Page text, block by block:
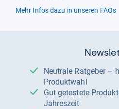
Mehr Infos dazu in unseren FAQs
Neutrale Ratgeber – hilfreich für Ihre
Produktwahl
Gut getestete Produkte – passend zur
Jahreszeit